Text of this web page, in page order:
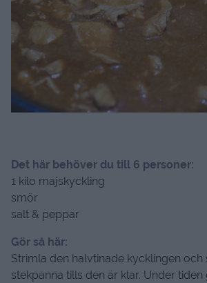
Det här behöver du till 6 personer:
1 kilo majskyckling
smör
salt & peppar
Gör så här:
Strimla den halvtinade kycklingen och
stekpanna tills den är klar. Under